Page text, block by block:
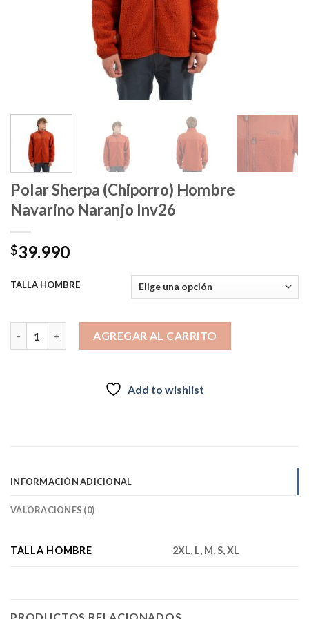
Polar Sherpa (Chiporro) Hombre
Navarino Naranjo Inv26
$39.990
TALLA HOMBRE
AGREGAR AL CARRITO
Add to wishlist
INFORMACIÓN ADICIONAL
VALORACIONES (0)
TALLA HOMBRE 2XL, L, M, S, XL